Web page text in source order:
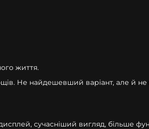
життя.
Не найдешевший варіант, але й
сучасніший вигляд, більше